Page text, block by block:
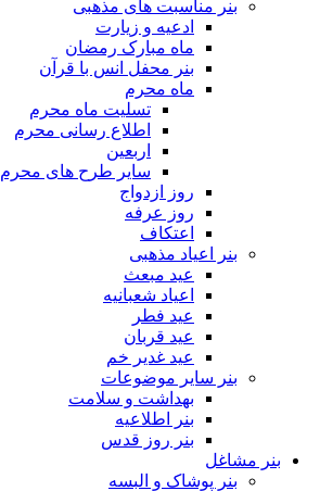
بنر مناسبت های مذهبی
ادعیه و زیارت
ماه مبارک رمضان
بنر محفل انس با قرآن
ماه محرم
تسلیت ماه محرم
اطلاع رسانی محرم
اربعین
سایر طرح های محرم
روز ازدواج
روز عرفه
اعتکاف
بنر اعیاد مذهبی
عید مبعث
اعیاد شعبانیه
عید فطر
عید قربان
عید غدیر خم
بنر سایر موضوعات
بهداشت و سلامت
بنر اطلاعیه
بنر روز قدس
بنر مشاغل
بنر پوشاک و البسه